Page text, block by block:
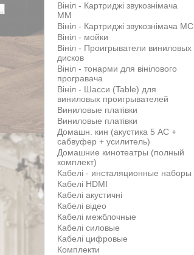
Вініл - Картриджі звукознімача
MM
Вініл - Картриджі звукознімача MС
Вініл - мойки
Вініл - Проигрыватели виниловых
дисков
Вініл - тонарми для вінілового
програвача
Вініл - Шасси (Table) для
виниловых проигрывателей
Виниловые платівки
Виниловые платівки
Домашн. кин (акустика 5 АС +
сабвуфер + усилитель)
Домашние кинотеатры (полный
комплект)
Кабелі - инсталяционные наборы
Кабелі HDMI
Кабелі акустичні
Кабелі відео
Кабелі межблочные
Кабелі силовые
Кабелі цифровые
Комплекти